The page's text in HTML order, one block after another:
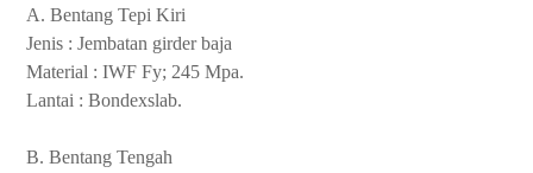
A. Bentang Tepi Kiri
Jenis : Jembatan girder baja
Material : IWF Fy; 245 Mpa.
Lantai : Bondexslab.
B. Bentang Tengah